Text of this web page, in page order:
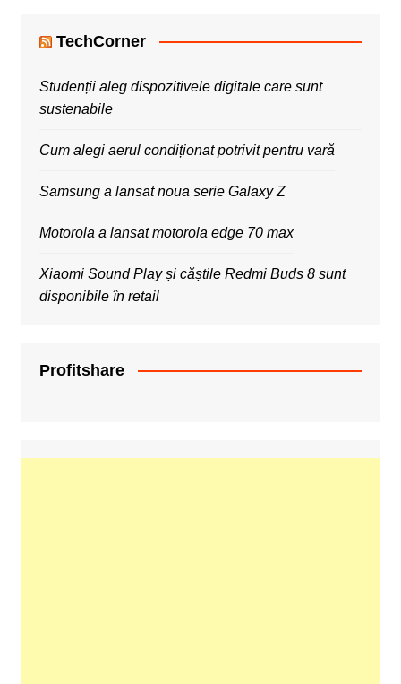
TechCorner
Studenții aleg dispozitivele digitale care sunt
sustenabile
Cum alegi aerul condiționat potrivit pentru vară
Samsung a lansat noua serie Galaxy Z
Motorola a lansat motorola edge 70 max
Xiaomi Sound Play și căștile Redmi Buds 8 sunt
disponibile în retail
Profitshare